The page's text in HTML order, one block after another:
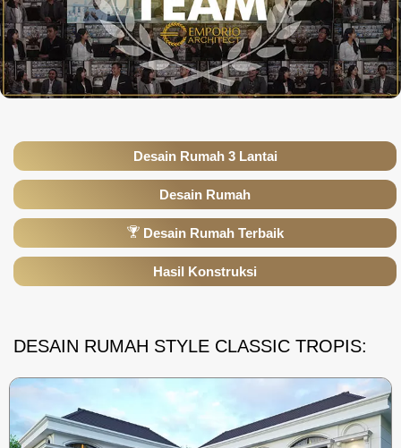
Desain Rumah 3 Lantai
Desain Rumah
Desain Rumah Terbaik
Hasil Konstruksi
DESAIN RUMAH STYLE CLASSIC TROPIS: